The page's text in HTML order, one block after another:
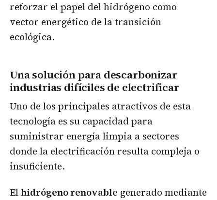
reforzar el papel del hidrógeno como
vector energético de la transición
ecológica.
Una solución para descarbonizar
industrias difíciles de electrificar
Uno de los principales atractivos de esta
tecnología es su capacidad para
suministrar energía limpia a sectores
donde la electrificación resulta compleja o
insuficiente.
Elhidrógeno renovable generado mediante